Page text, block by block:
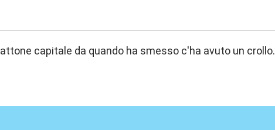
capitale da quando ha smesso c'ha avuto un crollo.